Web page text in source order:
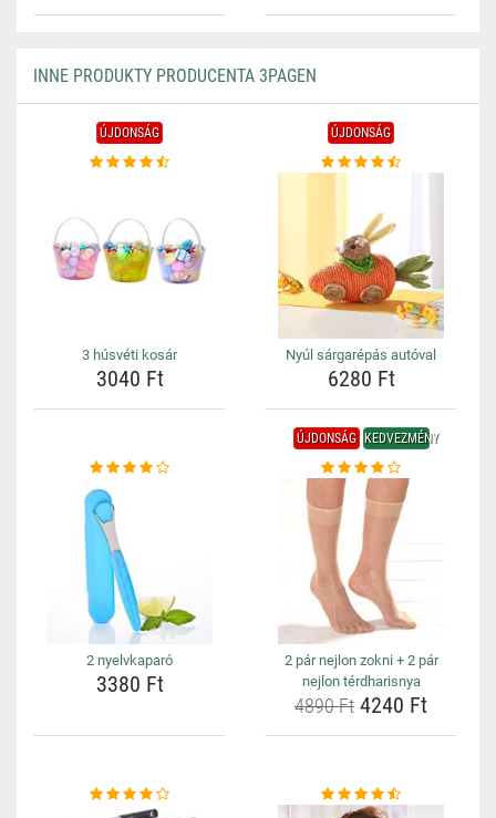
INNE PRODUKTY PRODUCENTA 3PAGEN
ÚJDONSÁG
3 húsvéti kosár
3040 Ft
ÚJDONSÁG
Nyúl sárgarépás autóval
6280 Ft
2 nyelvkaparó
3380 Ft
ÚJDONSÁG KEDVEZMÉNY
2 pár nejlon zokni + 2 pár
nejlon térdharisnya
4890 Ft 4240 Ft